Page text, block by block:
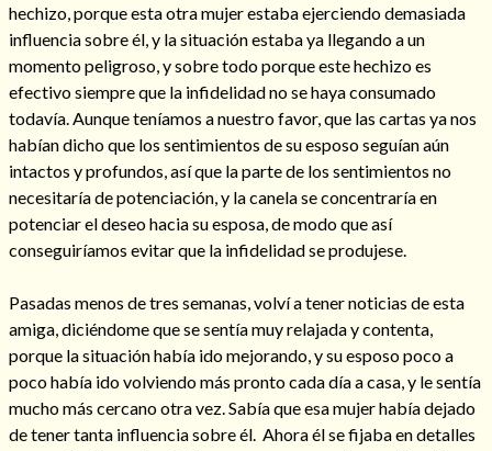
Tu consulta al tarot
Alejamiento
(208)
Amarres
(145)
Cartomancia
(117)
Cómo recuperar a mi ex
(190)
Endulzamiento
(112)
Hechizo de amor (593)
Infidelidad
(104)
Oraciones(3)
Rituales
Tarot online
(372)
Mi rincón
Mis libros favoritos
Mi Blog
¿Qué es el tarot?
hechizo, porque esta otra mujer estaba ejerciendo demasiada
influencia sobre él, y la situación estaba ya llegando a un
momento peligroso, y sobre todo porque este hechizo es
efectivo siempre que la infidelidad no se haya consumado
todavía. Aunque teníamos a nuestro favor, que las cartas ya nos
habían dicho que los sentimientos de su esposo seguían aún
intactos y profundos, así que la parte de los sentimientos no
necesitaría de potenciación, y la canela se concentraría en
potenciar el deseo hacia su esposa, de modo que así
conseguiríamos evitar que la infidelidad se produjese.
Pasadas menos de tres semanas, volví a tener noticias de esta
amiga, diciéndome que se sentía muy relajada y contenta,
porque la situación había ido mejorando, y su esposo poco a
poco había ido volviendo más pronto cada día a casa, y le sentía
mucho más cercano otra vez. Sabía que esa mujer había dejado
de tener tanta influencia sobre él. Ahora él se fijaba en detalles